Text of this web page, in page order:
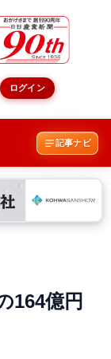
ログイン
記事ナビ
164億円